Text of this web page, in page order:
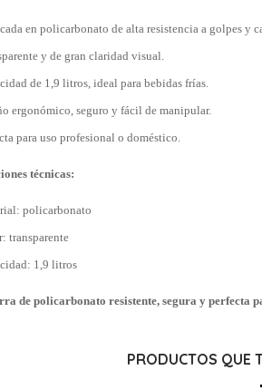
en policarbonato de alta resistencia a golpes y
y de gran claridad visual.
de 1,9 litros, ideal para bebidas frías.
ergonómico, seguro y fácil de manipular.
para uso profesional o doméstico.
técnicas:
policarbonato
transparente
1,9 litros
de policarbonato resistente, segura y perfecta
PRODUCTOS QUE